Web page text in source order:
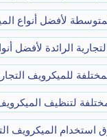
لأفضل أنواع
الرائدة لأفضل
للميكرويف
لتنظيف
الميكرويف